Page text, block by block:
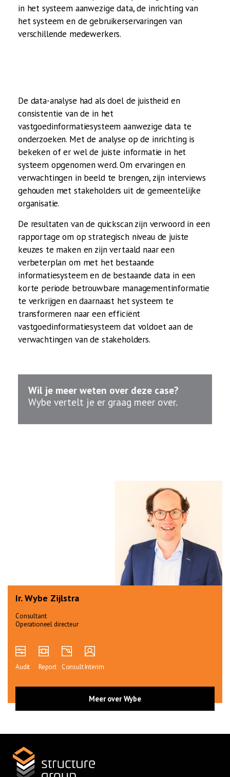
in het systeem aanwezige data, de inrichting van
het systeem en de gebruikerservaringen van
verschillende medewerkers.
De data-analyse had als doel de juistheid en
consistentie van de in het
vastgoedinformatiesysteem aanwezige data te
onderzoeken. Met de analyse op de inrichting is
bekeken of er wel de juiste informatie in het
systeem opgenomen werd. Om ervaringen en
verwachtingen in beeld te brengen, zijn interviews
gehouden met stakeholders uit de gemeentelijke
organisatie.
De resultaten van de quickscan zijn verwoord in een
rapportage om op strategisch niveau de juiste
keuzes te maken en zijn vertaald naar een
verbeterplan om met het bestaande
informatiesysteem en de bestaande data in een
korte periode betrouwbare managementinformatie
te verkrijgen en daarnaast het systeem te
transformeren naar een efficiënt
vastgoedinformatiesysteem dat voldoet aan de
verwachtingen van de stakeholders.
Wil je meer weten over deze case?
Wybe vertelt je er graag meer over.
Ir. Wybe Zijlstra
Consultant
Operationeel directeur
Audit Report ConsultInterim
Meer over Wybe
Cases